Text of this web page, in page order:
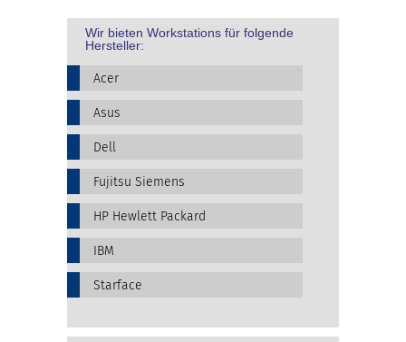
Wir bieten Workstations für folgende
Hersteller:
Acer
Asus
Dell
Fujitsu Siemens
HP Hewlett Packard
IBM
Starface